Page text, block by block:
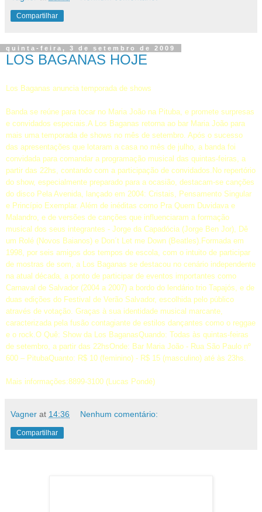
Compartilhar
quinta-feira, 3 de setembro de 2009
LOS BAGANAS HOJE
Los Baganas anuncia temporada de shows
Banda se reúne para tocar no Maria João na Pituba, e promete surpresas
e convidados especiais.A Los Baganas retorna ao bar Maria João para
mais uma temporada de shows no mês de setembro. Após o sucesso
das apresentações que lotaram a casa no mês de julho, a banda foi
convidada para comandar a programação musical das quintas-feiras, a
partir das 22hs, contando com a participação de convidados.No repertório
do show, especialmente preparado para a ocasião, destacam-se canções
do disco Pela Avenida, lançado em 2004: Cristais, Pensamento Singular
e Princípio Exemplar. Além de inéditas como Pra Quem Duvidava e
Malandro, e de versões de canções que influenciaram a formação
musical dos seus integrantes - Jorge da Capadócia (Jorge Ben Jor), Dê
um Rolé (Novos Baianos) e Don´t Let me Down (Beatles).Formada em
1998, por seis amigos dos tempos de escola, com o intuito de participar
de mostras de som, a Los Baganas se destacou no cenário independente
na atual década, a ponto de participar de eventos importantes como
Carnaval de Salvador (2004 a 2007) a bordo do lendário trio Tapajós, e de
duas edições do Festival de Verão Salvador, escolhida pelo público
através de votação. Graças à sua identidade musical marcante,
caracterizada pela fusão contagiante de estilos dançantes como o reggae
e o rock.O Quê: Show da Los BaganasQuando: Todas às quintas-feiras
de setembro, a partir das 22hsOnde: Bar Maria João - Rua São Paulo nº
600 – PitubaQuanto: R$ 10 (feminino) - R$ 15 (masculino) até às 23hs.
Mais informações:8899-3100 (Lucas Pondé)
Vagner at 14:36 Nenhum comentário:
Compartilhar